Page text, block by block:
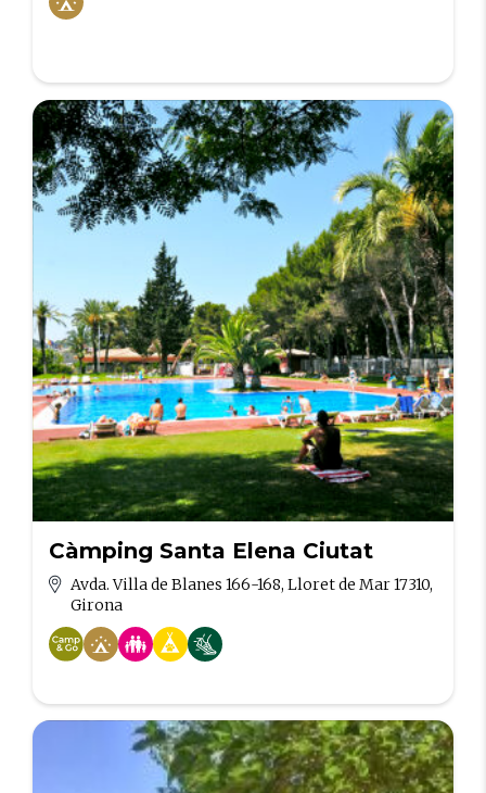
Càmping Santa Elena Ciutat
Avda. Villa de Blanes 166-168, Lloret de Mar 17310,
Girona